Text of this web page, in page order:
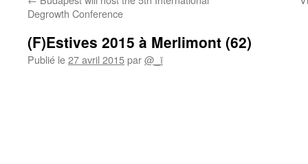
Degrowth Conference
(F)Estives 2015 à Merlimont (62)
Publié le27 avril 2015par@_ï